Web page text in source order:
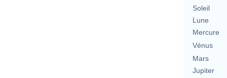
Soleil
Lune
Mercure
Vénus
Mars
Jupiter